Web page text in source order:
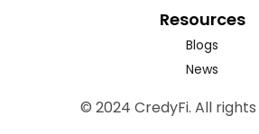
Resources
Blogs
News
© 2024 CredyFi. All